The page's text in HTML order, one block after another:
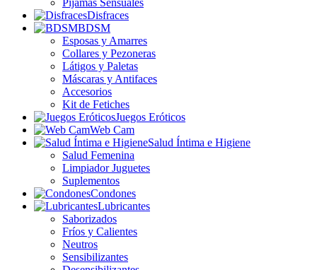
Pijamas Sensuales
Disfraces
BDSM
Esposas y Amarres
Collares y Pezoneras
Látigos y Paletas
Máscaras y Antifaces
Accesorios
Kit de Fetiches
Juegos Eróticos
Web Cam
Salud Íntima e Higiene
Salud Femenina
Limpiador Juguetes
Suplementos
Condones
Lubricantes
Saborizados
Fríos y Calientes
Neutros
Sensibilizantes